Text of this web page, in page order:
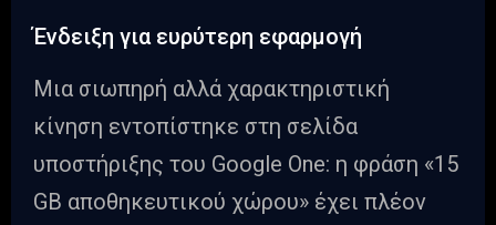
Ένδειξη για ευρύτερη εφαρμογή
Μια σιωπηρή αλλά χαρακτηριστική
κίνηση εντοπίστηκε στη σελίδα
υποστήριξης του Google One: η φράση «15
GB αποθηκευτικού χώρου» έχει πλέον